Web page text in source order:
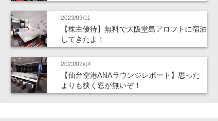
2023/03/11
【株主優待】無料で大阪堂島アロフトに宿泊
してきたよ！
2023/02/04
【仙台空港ANAラウンジレポート】思った
よりも狭く窓が無いぞ！